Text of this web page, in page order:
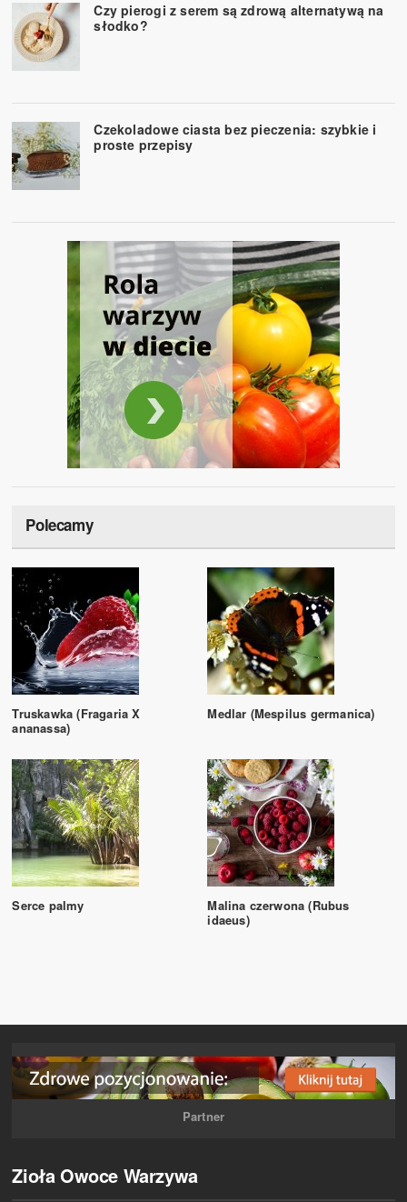
Czy pierogi z serem są zdrową alternatywą na
słodko?
Czekoladowe ciasta bez pieczenia: szybkie i
proste przepisy
Polecamy
Truskawka (Fragaria X
ananassa)
Medlar (Mespilus germanica)
Serce palmy
Malina czerwona (Rubus
idaeus)
Partner
Zioła Owoce Warzywa